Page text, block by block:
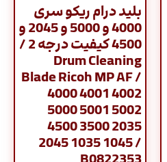
بلید درام ریکو سری
4000 و 5000 و 2045 و
4500 کیفیت درجه 2 /
Drum Cleaning
Blade Ricoh MP AF /
4000 4001 4002
5000 5001 5002
4500 3500 2035
2045 1035 1045 /